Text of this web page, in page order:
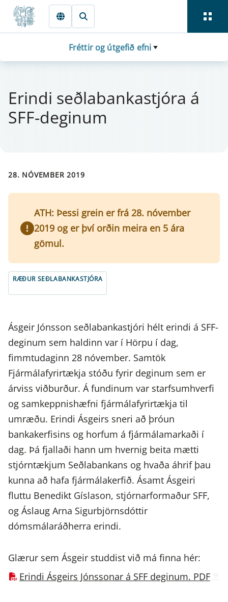
Fara beint í Meginmál
Fréttir og útgefið efni
Er­indi seðlabanka­stjóra á
SFF-deg­in­um
28. NÓVEMBER 2019
ATH: Þessi grein er frá 28. nóvember
2019 og er því orðin meira en 5 ára
gömul.
RÆÐUR SEÐLABANKASTJÓRA
Ásgeir Jónsson seðlabankastjóri hélt erindi á SFF-
deginum sem haldinn var í Hörpu í dag,
fimmtudaginn 28 nóvember. Samtök
Fjármálafyrirtækja stóðu fyrir deginum sem er
árviss viðburður. Á fundinum var starfsumhverfi
og samkeppnishæfni fjármálafyrirtækja til
umræðu. Erindi Ásgeirs sneri að þróun
bankakerfisins og horfum á fjármálamarkaði í
dag. Þá fjallaði hann um hvernig beita mætti
stjórntækjum Seðlabankans og hvaða áhrif þau
kunna að hafa fjármálakerfið. Ásamt Ásgeiri
fluttu Benedikt Gíslason, stjórnarformaður SFF,
og Áslaug Arna Sigurbjörnsdóttir
dómsmálaráðherra erindi.
Glærur sem Ásgeir studdist við má finna hér:
Erindi Ásgeirs Jónssonar á SFF deginum. PDF